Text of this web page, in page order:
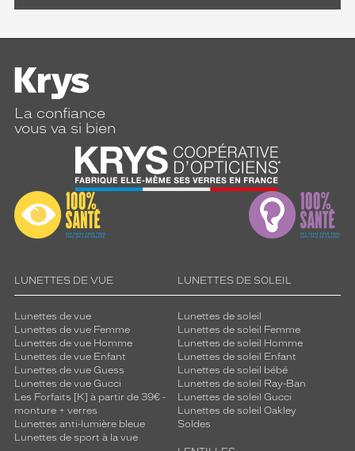
La confiance
vous va si bien
LUNETTES DE VUE
Lunettes de vue
Lunettes de vue Femme
Lunettes de vue Homme
Lunettes de vue Enfant
Lunettes de vue Guess
Lunettes de vue Gucci
Les Forfaits [K] à partir de 39€ -
monture + verres
Lunettes anti-lumière bleue
Lunettes de sport à la vue
LUNETTES DE SOLEIL
Lunettes de soleil
Lunettes de soleil Femme
Lunettes de soleil Homme
Lunettes de soleil Enfant
Lunettes de soleil bébé
Lunettes de soleil Ray-Ban
Lunettes de soleil Gucci
Lunettes de soleil Oakley
Soldes